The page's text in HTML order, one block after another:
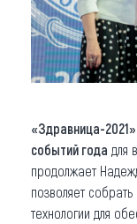
«Здравница-2021»
событий года для
продолжает
позволяет
технологии для